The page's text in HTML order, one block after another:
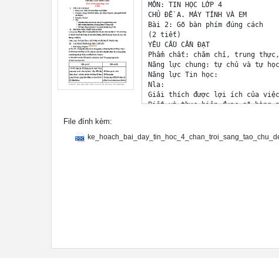
MÔN: TIN HỌC LỚP 4
CHỦ ĐỀ A. MÁY TÍNH VÀ EM
Bài 2: Gõ bàn phím đúng cách
(2 tiết)
YÊU CẦU CẦN ĐẠT
Phẩm chất: chăm chỉ, trung
Năng lực chung: tự chủ và tự
Năng lực Tin học:
Nla:
Giải thích được lợi ích của việc
Biết và thực hiện được gõ hàng
1. Giáo viên: Máy chiếu, bài
b) Nội dung hoạt động: GV tổ
- GV tổ chức cho HS tham gia
File đính kèm: